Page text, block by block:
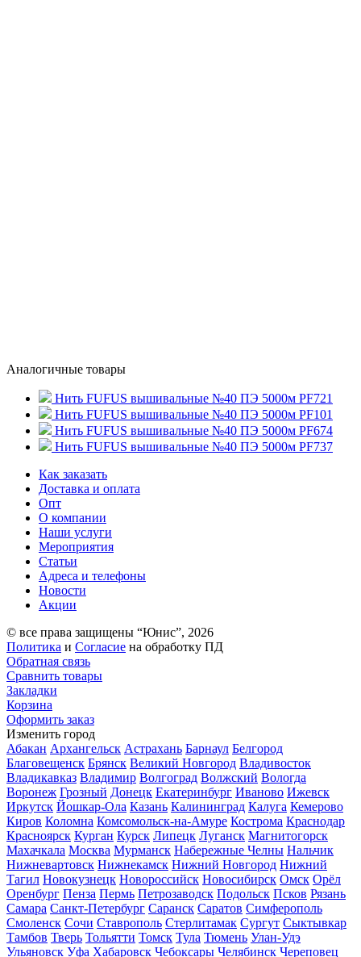
Аналогичные товары
Нить FUFUS вышивальные №40 ПЭ 5000м PF721
Нить FUFUS вышивальные №40 ПЭ 5000м PF101
Нить FUFUS вышивальные №40 ПЭ 5000м PF674
Нить FUFUS вышивальные №40 ПЭ 5000м PF737
Как заказать
Доставка и оплата
Опт
О компании
Наши услуги
Мероприятия
Статьи
Адреса и телефоны
Новости
Акции
© все права защищены “Юнис”, 2026
Политика и Согласие на обработку ПД
Обратная связь
Сравнить товары
Закладки
Корзина
Оформить заказ
Изменить город
Абакан Архангельск Астрахань Барнаул Белгород
Благовещенск Брянск Великий Новгород Владивосток
Владикавказ Владимир Волгоград Волжский Вологда
Воронеж Грозный Донецк Екатеринбург Иваново Ижевск
Иркутск Йошкар-Ола Казань Калининград Калуга Кемерово
Киров Коломна Комсомольск-на-Амуре Кострома Краснодар
Красноярск Курган Курск Липецк Луганск Магнитогорск
Махачкала Москва Мурманск Набережные Челны Нальчик
Нижневартовск Нижнекамск Нижний Новгород Нижний
Тагил Новокузнецк Новороссийск Новосибирск Омск Орёл
Оренбург Пенза Пермь Петрозаводск Подольск Псков Рязань
Самара Санкт-Петербург Саранск Саратов Симферополь
Смоленск Сочи Ставрополь Стерлитамак Сургут Сыктывкар
Тамбов Тверь Тольятти Томск Тула Тюмень Улан-Удэ
Ульяновск Уфа Хабаровск Чебоксары Челябинск Череповец